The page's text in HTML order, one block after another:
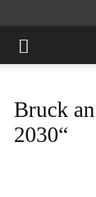
Bruck
2030“